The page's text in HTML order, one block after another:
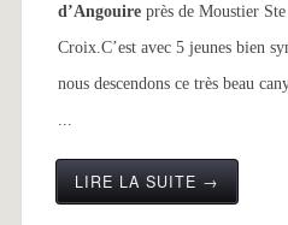
d’Angouire près de Moustier
Croix.C’est avec 5 jeunes bien
nous descendons ce très beau
LIRE LA SUITE →